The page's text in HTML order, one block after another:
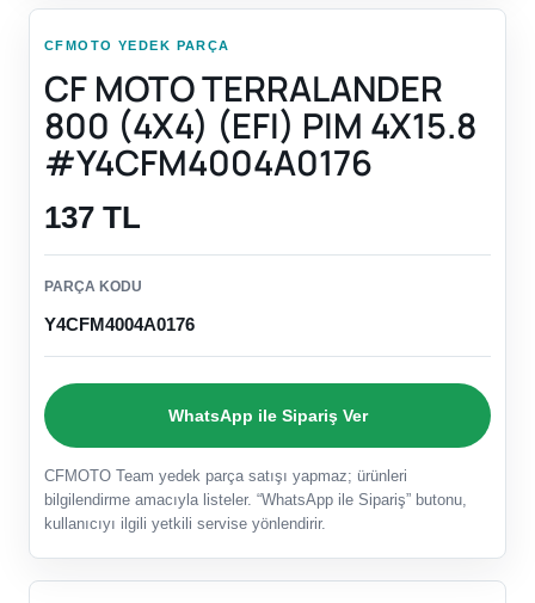
CFMOTO YEDEK PARÇA
CF MOTO TERRALANDER
800 (4X4) (EFI) PIM 4X15.8
#Y4CFM4004A0176
137 TL
PARÇA KODU
Y4CFM4004A0176
WhatsApp ile Sipariş Ver
CFMOTO Team yedek parça satışı yapmaz; ürünleri
bilgilendirme amacıyla listeler. “WhatsApp ile Sipariş” butonu,
kullanıcıyı ilgili yetkili servise yönlendirir.